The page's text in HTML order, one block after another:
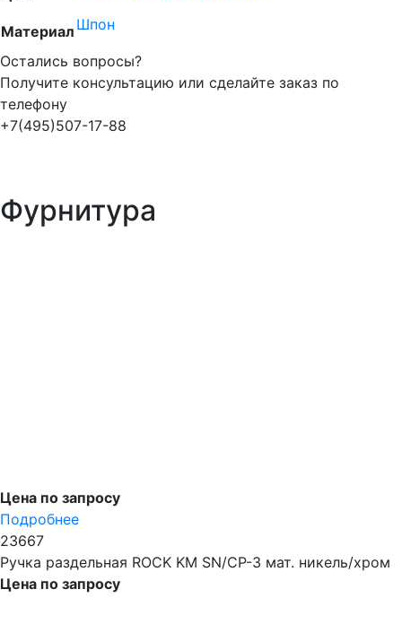
Материал Шпон
Остались вопросы?
Получите консультацию или сделайте заказ по
телефону
+7(495)507-17-88
Фурнитура
Цена по запросу
Подробнее
23667
Ручка раздельная ROCK KM SN/CP-3 мат. никель/хром
Цена по запросу